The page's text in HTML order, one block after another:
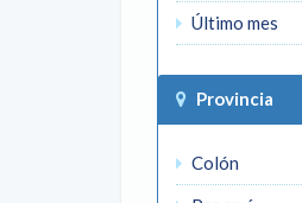
Último mes
Provincia
Colón